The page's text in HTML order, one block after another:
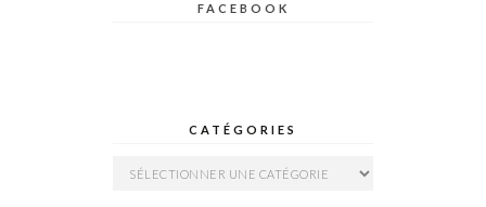
FACEBOOK
CATÉGORIES
Catégories